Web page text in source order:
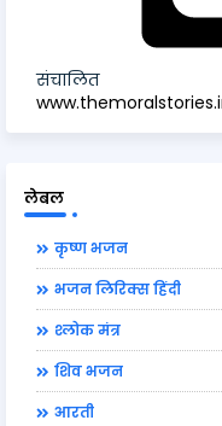
संचालित
लेबल
कृष्ण भजन
भजन लिरिक्स हिंदी
श्लोक मंत्र
शिव भजन
आरती